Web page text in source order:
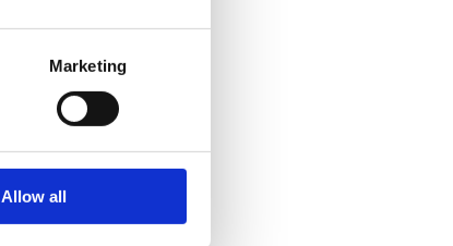
Marketing
Allow all